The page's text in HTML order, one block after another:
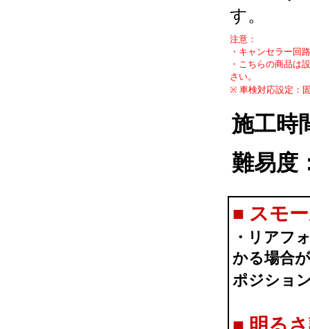
す。
注意：
・キャンセラー回
・こちらの商品は
さい。
※ 車検対応設定：
施工時
難易度
■ スモ
・リアフ
かる場合
ポジショ